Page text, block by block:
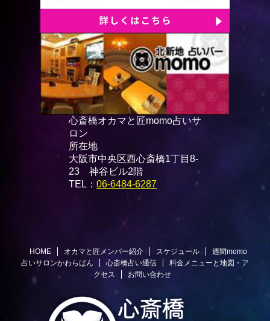
心斎橋オカマと匠momo占いサ
ロン
所在地
大阪市中央区西心斎橋1丁目8-
23 神谷ビル2階
TEL： 06-6484-6287
HOME オカマと匠メンバー紹介 スケジュール
週間momo
占いサロンかわらばん
心斎橋占い通信
料金メニューと地図・ア
クセス
お問い合わせ